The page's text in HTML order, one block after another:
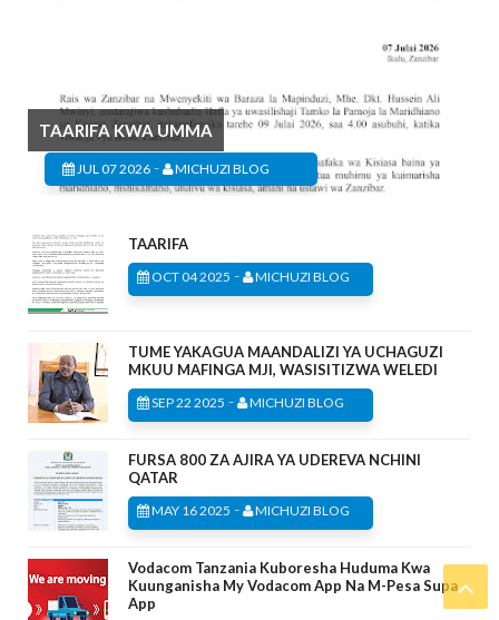
TAARIFA KWA UMMA
JUL 07 2026 - MICHUZI BLOG
TAARIFA
OCT 04 2025 - MICHUZI BLOG
TUME YAKAGUA MAANDALIZI YA UCHAGUZI
MKUU MAFINGA MJI, WASISITIZWA WELEDI
SEP 22 2025 - MICHUZI BLOG
FURSA 800 ZA AJIRA YA UDEREVA NCHINI
QATAR
MAY 16 2025 - MICHUZI BLOG
Vodacom Tanzania Kuboresha Huduma Kwa
Kuunganisha My Vodacom App Na M-Pesa Supa
App